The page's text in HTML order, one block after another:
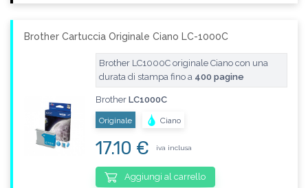
Brother Cartuccia Originale Ciano LC-1000C
Brother LC1000C originale Ciano con una
durata di stampa fino a 400 pagine
Brother LC1000C
Originale Ciano
17.10 € iva inclusa
Aggiungi al carrello